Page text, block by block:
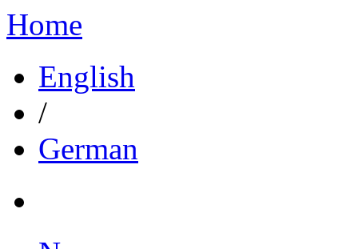
Home
English
/
German